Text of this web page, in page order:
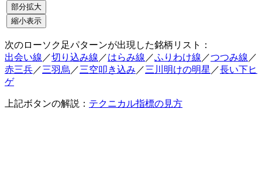
次のローソク足パターンが出現した銘柄リスト：
出会い線 ／切り込み線 ／はらみ線 ／ふりわけ線 ／つつみ線 ／
赤三兵／三羽烏 ／三空叩き込み ／三川明けの明星 ／長い下ヒ
ゲ
上記ボタンの解説： テクニカル指標の見方